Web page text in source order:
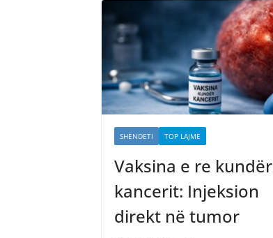
SHËNDETI TOP LAJME
Vaksina e re kundër
kancerit: Injeksion
direkt në tumor